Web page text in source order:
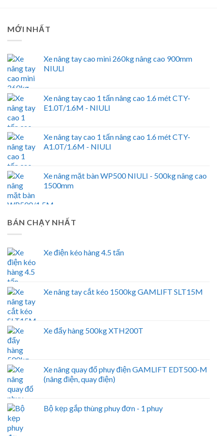
MỚI NHẤT
Xe nâng tay cao mini 260kg nâng cao 900mm
NIULI
Xe nâng tay cao 1 tấn nâng cao 1.6 mét CTY-
E1.0T/1.6M - NIULI
Xe nâng tay cao 1 tấn nâng cao 1.6 mét CTY-
A1.0T/1.6M - NIULI
Xe nâng mặt bàn WP500 NIULI - 500kg nâng cao
1500mm
BÁN CHẠY NHẤT
Xe điện kéo hàng 4.5 tấn
Xe nâng tay cắt kéo 1500kg GAMLIFT SLT15M
Xe đẩy hàng 500kg XTH200T
Xe nâng quay đổ phuy điện GAMLIFT EDT500-M
(nâng điện, quay điện)
Bộ kẹp gắp thùng phuy đơn - 1 phuy